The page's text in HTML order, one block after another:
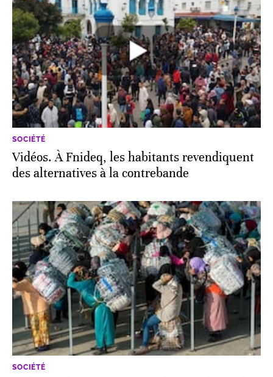
SOCIÉTÉ
Vidéos. À Fnideq, les habitants revendiquent
des alternatives à la contrebande
SOCIÉTÉ